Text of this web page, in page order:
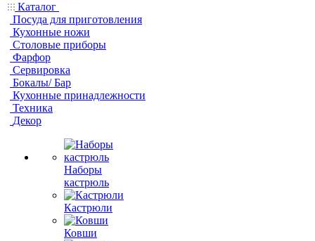
Каталог
Посуда для приготовления
Кухонные ножи
Столовые приборы
Фарфор
Сервировка
Бокалы/ Бар
Кухонные принадлежности
Техника
Декор
Наборы
кастрюль
Кастрюли
Ковши